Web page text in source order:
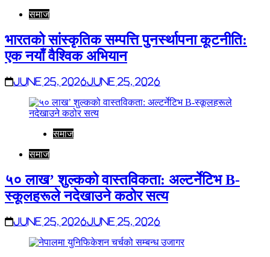
समाज
भारतको सांस्कृतिक सम्पत्ति पुनर्स्थापना कूटनीति:
एक नयाँ वैश्विक अभियान
June 25, 2026June 25, 2026
समाज
समाज
५० लाख’ शुल्कको वास्तविकता: अल्टर्नेटिभ B-
स्कूलहरूले नदेखाउने कठोर सत्य
June 25, 2026June 25, 2026